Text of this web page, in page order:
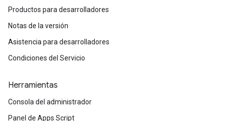
Productos para desarrolladores
Notas de la versión
Asistencia para desarrolladores
Condiciones del Servicio
Herramientas
Consola del administrador
Panel de Apps Script